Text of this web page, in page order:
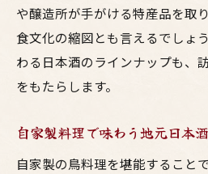
や醸造所が手がける特産品を取
食文化の縮図とも言えるでしょ
わる日本酒のラインナップも、
をもたらします。
自家製料理で味わう地元日本
自家製の鳥料理を堪能すること